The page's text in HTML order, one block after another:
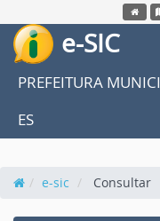
e-SIC
PREFEITURA
ES
e-sic Consultar